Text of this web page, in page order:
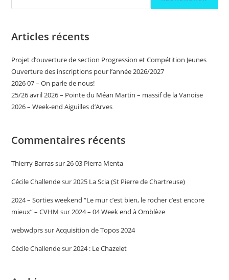
Articles récents
Projet d’ouverture de section Progression et Compétition Jeunes
Ouverture des inscriptions pour l’année 2026/2027
2026 07 – On parle de nous!
25/26 avril 2026 – Pointe du Méan Martin – massif de la Vanoise
2026 – Week-end Aiguilles d’Arves
Commentaires récents
Thierry Barrassur26 03 Pierra Menta
Cécile Challendesur2025 La Scia (St Pierre de Chartreuse)
2024 – Sorties weekend “Le mur c’est bien, le rocher c’est encore
mieux” – CVHM sur2024 – 04 Week end à Omblèze
webwdprssurAcquisition de Topos 2024
Cécile Challendesur2024 : Le Chazelet